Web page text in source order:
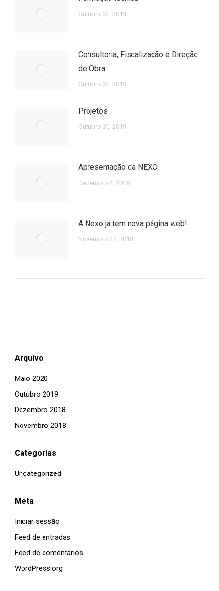
Outubro 30, 2019
Consultoria, Fiscalização e Direção
de Obra
Outubro 30, 2019
Projetos
Outubro 30, 2019
Apresentação da NEXO
Dezembro 4, 2018
A Nexo já tem nova página web!
Novembro 27, 2018
Arquivo
Maio 2020
Outubro 2019
Dezembro 2018
Novembro 2018
Categorias
Uncategorized
Meta
Iniciar sessão
Feed de entradas
Feed de comentários
WordPress.org